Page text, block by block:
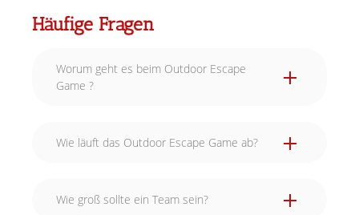
Häufige Fragen
Worum geht es beim Outdoor Escape
Game ?
Wie läuft das Outdoor Escape Game ab?
Wie groß sollte ein Team sein?